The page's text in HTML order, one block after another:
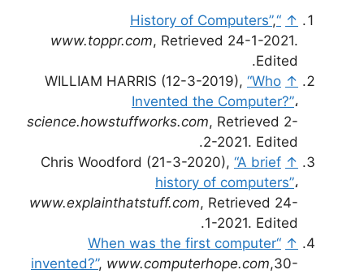
↑
“History of Computers”
,
www.toppr.com, Retrieved 24-1-2021.
Edited.
↑
WILLIAM HARRIS (12-3-2019), “Who
Invented the Computer?”،
science.howstuffworks.com, Retrieved 2-
2-2021. Edited.
↑
Chris Woodford (21-3-2020), “A brief
history of computers”،
www.explainthatstuff.com, Retrieved 24-
1-2021. Edited.
↑
“When was the first computer
invented?”, www.computerhope.com,30-